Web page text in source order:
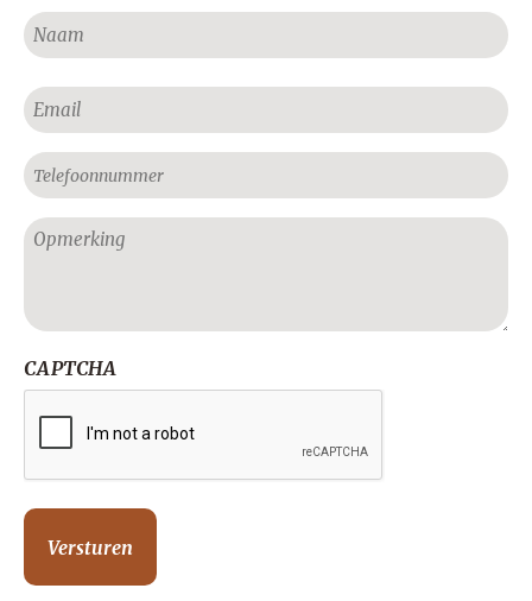
Naam
E-
mailadres
Telefoon
Geen
titel
CAPTCHA